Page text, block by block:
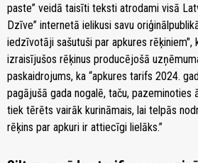
paste” veidā taisīti teksti atrodami visā
Dzīve” internetā ielikusi savu
iedzīvotāji sašutuši par apkures rēķiniem",
izraisījušos rēķinus producējošā
paskaidrojums, ka “apkures tarifs 2024.
pagājušā gada nogalē, taču, pazeminoties
tiek tērēts vairāk kurināmais, lai telpās
rēķins par apkuri ir attiecīgi lielāks.”